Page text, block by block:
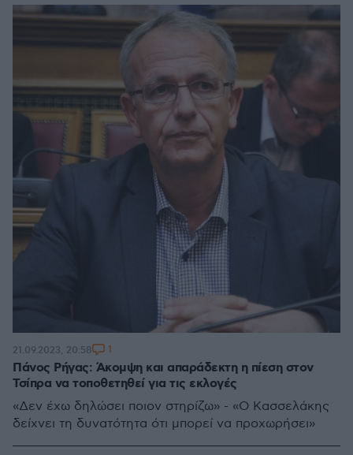
Πάνος Ρήγας: Άκομψη και απαράδεκτη η πίεση στον
Τσίπρα να τοποθετηθεί για τις εκλογές
«Δεν έχω δηλώσει ποιον στηρίζω» - «Ο Κασσελάκης
δείχνει τη δυνατότητα ότι μπορεί να προχωρήσει»
21.09.2023, 20:58 1